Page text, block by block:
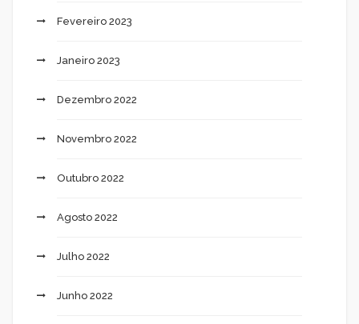
Fevereiro 2023
Janeiro 2023
Dezembro 2022
Novembro 2022
Outubro 2022
Agosto 2022
Julho 2022
Junho 2022